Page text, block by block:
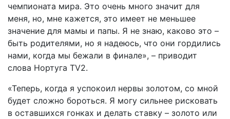
чемпионата мира. Это очень много значит для
меня, но, мне кажется, это имеет не меньшее
значение для мамы и папы. Я не знаю, каково это –
быть родителями, но я надеюсь, что они гордились
нами, когда мы бежали в финале», – приводит
слова Нортуга TV2.
«Теперь, когда я успокоил нервы золотом, со мной
будет сложно бороться. Я могу сильнее рисковать
в оставшихся гонках и делать ставку – золото или